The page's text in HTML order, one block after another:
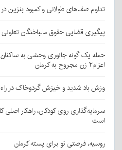
تداوم صف‌های طولانی و کمبود بنزین
پیگیری قضایی حقوق مالباختگان
حمله یک گونه جانوری وحشی به ساکنان
اعزام۲ زن مجروح به کرمان
وزش باد شدید و خیزش گردوخاک در راه
سرمایه‌گذاری روی کودکان، راهکار
است
روسیه، فرصتی نو برای پسته کرمان